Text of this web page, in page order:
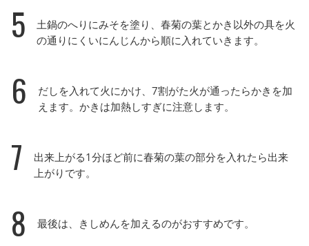
5
土鍋のへりにみそを塗り、春菊の葉とかき以外の具を火
の通りにくいにんじんから順に入れていきます。
6
だしを入れて火にかけ、7割がた火が通ったらかきを加
えます。かきは加熱しすぎに注意します。
7
出来上がる1分ほど前に春菊の葉の部分を入れたら出来
上がりです。
8 最後は、きしめんを加えるのがおすすめです。